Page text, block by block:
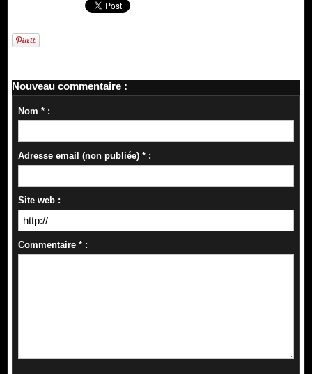
Nouveau commentaire :
Nom * :
Adresse email (non publiée) * :
Site web :
Commentaire * :